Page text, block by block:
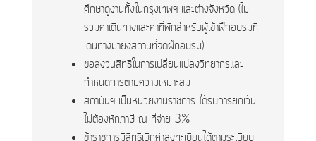
ศึกษาดูงานทั้งในกรุงเทพฯ และต่างจังหวัด (ไม่
รวมค่าเดินทางและค่าที่พักสำหรับผู้เข้าฝึกอบรมที่
เดินทางมายังสถานที่จัดฝึกอบรม)
ขอสงวนสิทธิในการเปลี่ยนแปลงวิทยากรและ
กำหนดการตามความเหมาะสม
สถาบันฯ เป็นหน่วยงานราชการ ได้รับการยกเว้น
ไม่ต้องหักภาษี ณ ที่จ่าย 3%